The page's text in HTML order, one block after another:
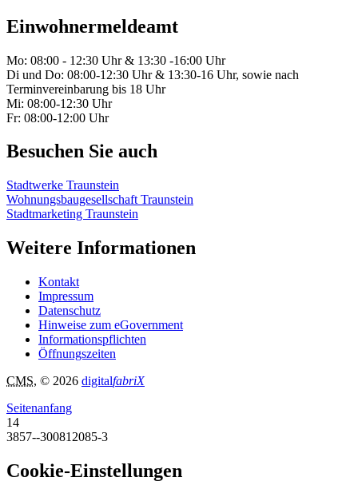
Einwohnermeldeamt
Mo: 08:00 - 12:30 Uhr & 13:30 -16:00 Uhr
Di und Do: 08:00-12:30 Uhr & 13:30-16 Uhr, sowie nach
Terminvereinbarung bis 18 Uhr
Mi: 08:00-12:30 Uhr
Fr: 08:00-12:00 Uhr
Besuchen Sie auch
Stadtwerke Traunstein
Wohnungsbaugesellschaft Traunstein
Stadtmarketing Traunstein
Weitere Informationen
Kontakt
Impressum
Datenschutz
Hinweise zum eGovernment
Informationspflichten
Öffnungszeiten
CMS, © 2026 digitalfabriX
Seitenanfang
14
3857--300812085-3
Cookie-Einstellungen